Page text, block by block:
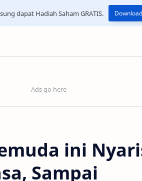
dapat Hadiah Saham GRATIS.
ini
Sampai